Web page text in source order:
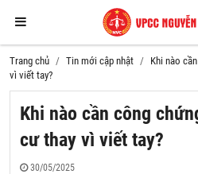
Trang chủ Tin mới cập nhật
Khi nào
vì viết tay?
Khi nào cần công
cư thay vì viết tay?
30/05/2025